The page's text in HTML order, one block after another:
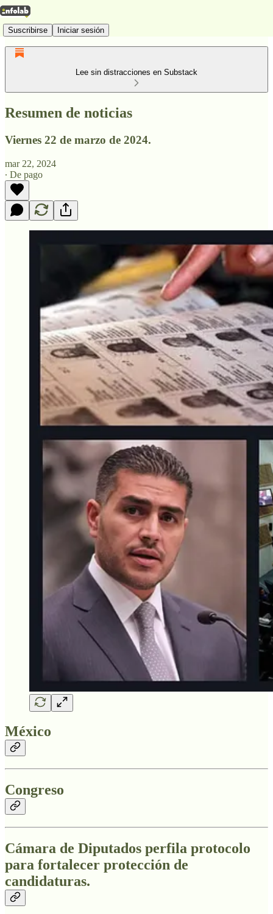
Suscribirse Iniciar sesión
Lee sin distracciones en Substack
Resumen de noticias
Viernes 22 de marzo de 2024.
mar 22, 2024
∙ De pago
México
Congreso
Cámara de Diputados perfila protocolo
para fortalecer protección de
candidaturas.